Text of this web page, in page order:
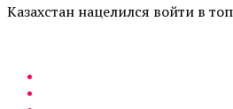
Казахстан нацелился войти в